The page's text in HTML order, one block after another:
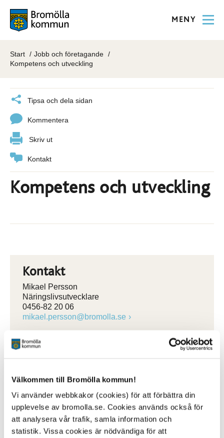
Välkommen till Bromölla kommun!
Vi använder webbkakor (cookies) för att förbättra din
upplevelse av bromolla.se. Cookies används också för
att analysera vår trafik, samla information och
statistik. Vissa cookies är nödvändiga för att
MENY
Start
Jobb och företagande
Kompetens och utveckling
Tipsa och dela sidan
Kommentera
Skriv ut
Kontakt
Kompetens och utveckling
Kontakt
Mikael Persson
Näringslivsutvecklare
0456-82 20 06
mikael.persson@bromolla.se
Sidan senast uppdaterad:den 2 July 2024